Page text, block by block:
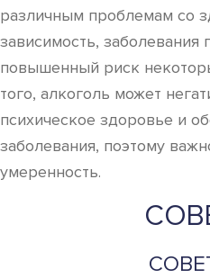
различным проблемам со
зависимость, заболевания
повышенный риск
того, алкоголь может
психическое здоровье и
заболевания, поэтому
умеренность.